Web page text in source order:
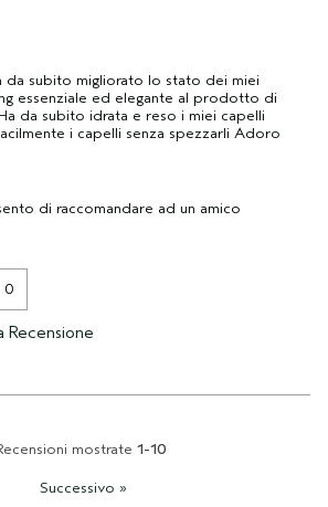
da subito migliorato lo stato dei miei
essenziale ed elegante al prodotto di
da subito idrata e reso i miei capelli
i capelli senza spezzarli Adoro
di raccomandare ad un amico
0
Recensione
mostrate 1-10
Successivo »